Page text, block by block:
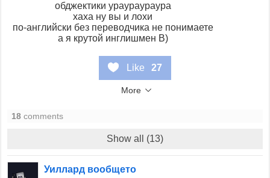
обджектики ураураураура
хаха ну вы и лохи
по-английски без переводчика не понимаете
а я крутой инглишмен B)
Like 27
More
18 comments
Show all (13)
Уиллард вообщето